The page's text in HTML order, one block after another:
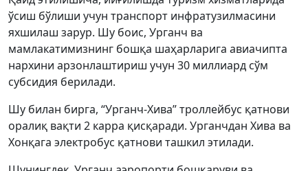
ўсиш бўлиши учун транспорт инфратузилмасини
яхшилаш зарур. Шу боис, Урганч ва
мамлакатимизнинг бошқа шаҳарларига авиачипта
нархини арзонлаштириш учун 30 миллиард сўм
субсидия берилади.
Шу билан бирга, “Урганч-Хива” троллейбус қатнови
оралиқ вақти 2 карра қисқаради. Урганчдан Хива ва
Хонқага электробус қатнови ташкил этилади.